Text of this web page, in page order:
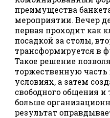
преимущества
мероприятии. Вечер
первая проходит как
посадкой за столы,
трансформируется в
Такое решение
торжественную
условиях, а затем
свободного общения и
больше
результат